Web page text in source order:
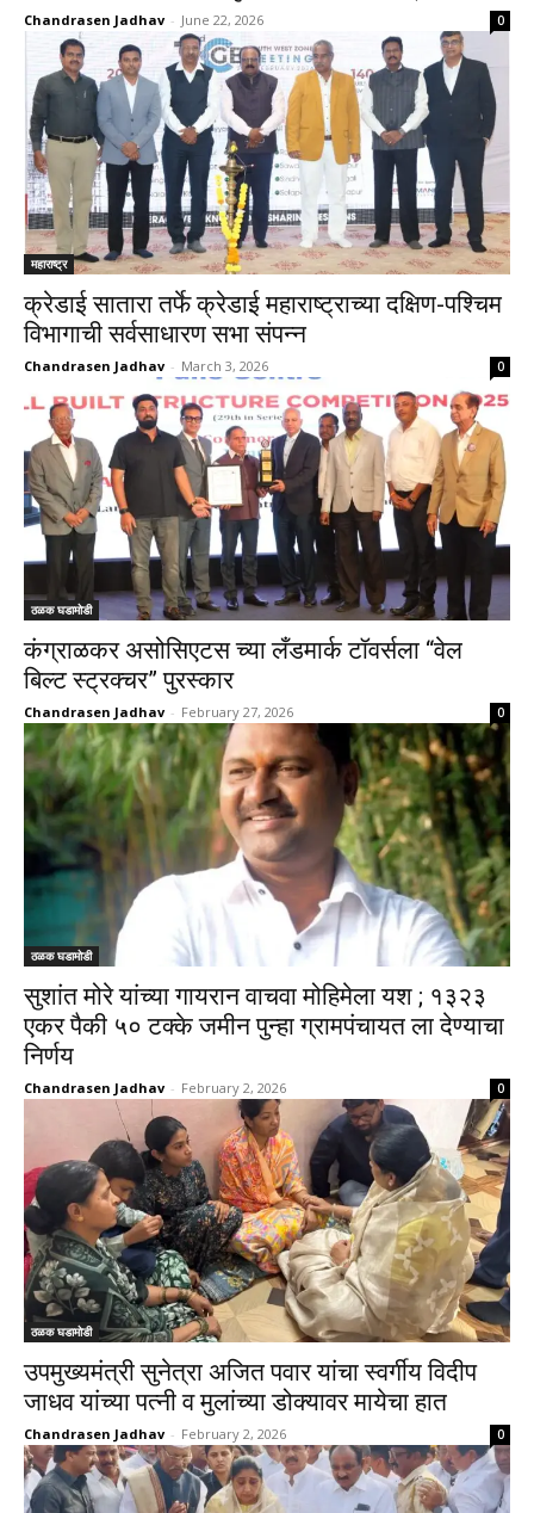
Chandrasen Jadhav - June 22, 2026 0
महाराष्ट्र
‌क्रेडाई सातारा तर्फे क्रेडाई महाराष्ट्राच्या दक्षिण-पश्चिम
विभागाची सर्वसाधारण सभा संपन्न
Chandrasen Jadhav - March 3, 2026 0
ठळक घडामोडी
कंग्राळकर असोसिएटस च्या लँडमार्क टॉवर्सला “वेल
बिल्ट स्ट्रक्चर” पुरस्कार
Chandrasen Jadhav - February 27, 2026 0
ठळक घडामोडी
सुशांत मोरे यांच्या गायरान वाचवा मोहिमेला यश ; १३२३
एकर पैकी ५० टक्के जमीन पुन्हा ग्रामपंचायत ला देण्याचा
निर्णय
Chandrasen Jadhav - February 2, 2026 0
ठळक घडामोडी
उपमुख्यमंत्री सुनेत्रा अजित पवार यांचा स्वर्गीय विदीप
जाधव यांच्या पत्नी व मुलांच्या डोक्यावर मायेचा हात
Chandrasen Jadhav - February 2, 2026 0